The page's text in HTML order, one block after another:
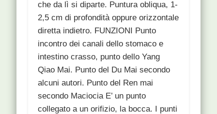
che da lì si diparte. Puntura obliqua, 1-
2,5 cm di profondità oppure orizzontale
diretta indietro. FUNZIONI Punto
incontro dei canali dello stomaco e
intestino crasso, punto dello Yang
Qiao Mai. Punto del Du Mai secondo
alcuni autori. Punto del Ren mai
secondo Maciocia E’ un punto
collegato a un orifizio, la bocca. I punti